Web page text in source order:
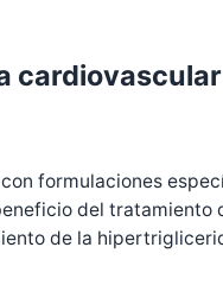
cardiovascular
formulaciones
del
de la